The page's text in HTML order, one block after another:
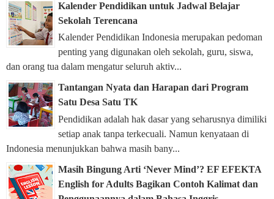
Kalender Pendidikan untuk Jadwal Belajar
Sekolah Terencana
Kalender Pendidikan Indonesia merupakan pedoman
penting yang digunakan oleh sekolah, guru, siswa,
dan orang tua dalam mengatur seluruh aktiv...
Tantangan Nyata dan Harapan dari Program
Satu Desa Satu TK
Pendidikan adalah hak dasar yang seharusnya dimiliki
setiap anak tanpa terkecuali. Namun kenyataan di
Indonesia menunjukkan bahwa masih bany...
Masih Bingung Arti ‘Never Mind’? EF EFEKTA
English for Adults Bagikan Contoh Kalimat dan